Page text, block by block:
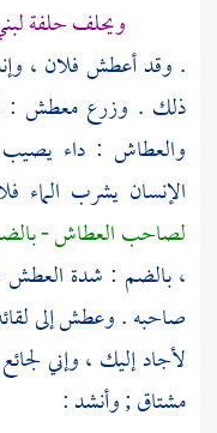
ويحلف حلفة
. وقد أعطش فلان ،
ذلك . وزرع معطش :
والعطاش : داء
الإنسان يشرب
لصاحب العطاش -
، بالضم : شدة العطش
صاحبه . وعطش إلى
لأجاد إليك ، وإني
مشتاق ; وأنشد :